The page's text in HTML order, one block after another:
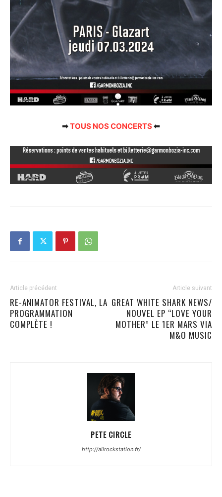
➡TOUS NOS CONCERTS⬅
Article précédent
RE-ANIMATOR FESTIVAL, LA
PROGRAMMATION
COMPLÈTE !
Article suivant
GREAT WHITE SHARK NEWS/
NOUVEL EP “LOVE YOUR
MOTHER” LE 1ER MARS VIA
M&O MUSIC
PETE CIRCLE
http://allrockstation.fr/